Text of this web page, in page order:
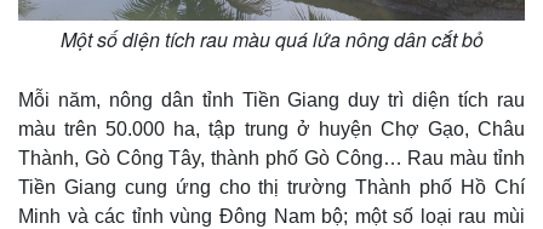
Một số diện tích rau màu quá lứa nông dân cắt bỏ
Mỗi năm, nông dân tỉnh Tiền Giang duy trì diện tích rau
màu trên 50.000 ha, tập trung ở huyện Chợ Gạo, Châu
Thành, Gò Công Tây, thành phố Gò Công… Rau màu tỉnh
Tiền Giang cung ứng cho thị trường Thành phố Hồ Chí
Minh và các tỉnh vùng Đông Nam bộ; một số loại rau mùi